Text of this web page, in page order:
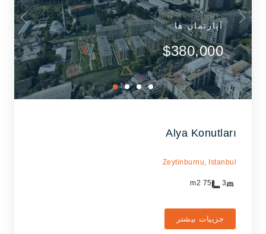
آپارتمان ها
$380,000
Alya Konutları
Zeytinburnu, Istanbul
3
75
جزییات بیشتر